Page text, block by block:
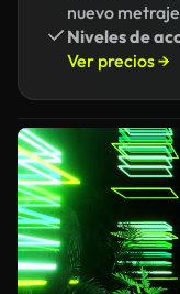
nuevo
Niveles de
Ver precios →